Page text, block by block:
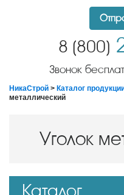
8 (800)
Звонок
НикаСтрой > Каталог
металлический
Уголок